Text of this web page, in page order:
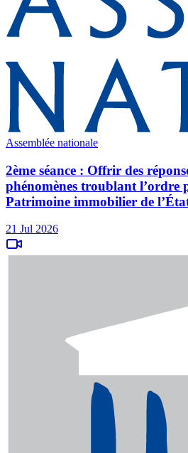
Assemblée nationale
2ème séance : Offrir des
phénomènes troublant l’ordre
Patrimoine immobilier de
21 Jul 2026